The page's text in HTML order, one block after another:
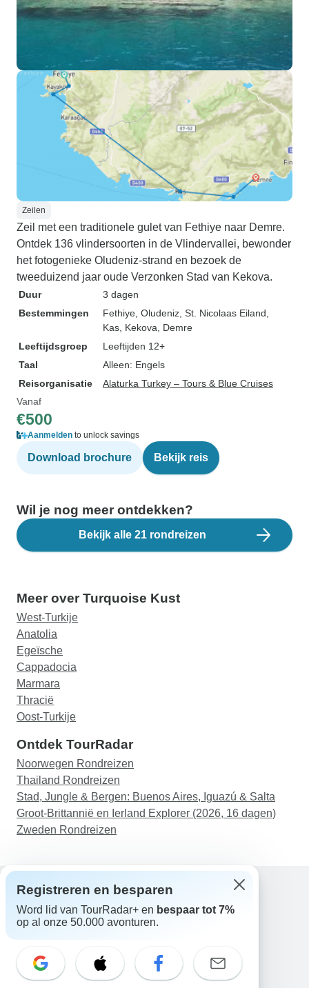
Zeilen
Zeil met een traditionele gulet van Fethiye naar Demre.
Ontdek 136 vlindersoorten in de Vlindervallei, bewonder
het fotogenieke Oludeniz-strand en bezoek de
tweeduizend jaar oude Verzonken Stad van Kekova.
Duur
3 dagen
Bestemmingen
Fethiye , Oludeniz , St. Nicolaas Eiland
Kas , Kekova , Demre
Leeftijdsgroep
Leeftijden 12+
Taal
Alleen: Engels
Reisorganisatie
Alaturka Turkey – Tours & Blue Cruises
Vanaf
€500
Aanmelden to unlock savings
Download brochure Bekijk reis
Wil je nog meer ontdekken?
Bekijk alle 21 rondreizen
Meer over Turquoise Kust
West-Turkije
Anatolia
Egeïsche
Cappadocia
Marmara
Thracië
Oost-Turkije
Ontdek TourRadar
Noorwegen Rondreizen
Thailand Rondreizen
Stad, Jungle & Bergen: Buenos Aires, Iguazú & Salta
Groot-Brittannië en Ierland Explorer (2026, 16 dagen)
Zweden Rondreizen
Hulp
Neem contact met ons op
E-mail: support@tourradar.com
Taal selecteren
Registreren en besparen
Word lid van TourRadar+ en bespaar tot 7%
op al onze 50.000 avonturen.